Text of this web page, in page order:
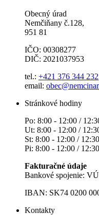
Obecný úrad
Nemčiňany č.128,
951 81
IČO: 00308277
DIČ: 2021037953
tel.: +421 376 344 232
email:
Stránkové hodiny
Po: 8:00 - 12:00 /
Ut: 8:00 - 12:00 /
St: 8:00 - 12:00 /
Pi: 8:00 - 12:00 /
Fakturačné údaje
Bankové spojenie:
IBAN: SK74 0200
Kontakty